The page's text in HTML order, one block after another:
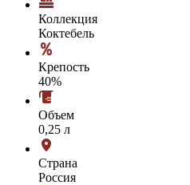
Коллекция
Коктебель
Крепость
40%
Объем
0,25 л
Страна
Россия